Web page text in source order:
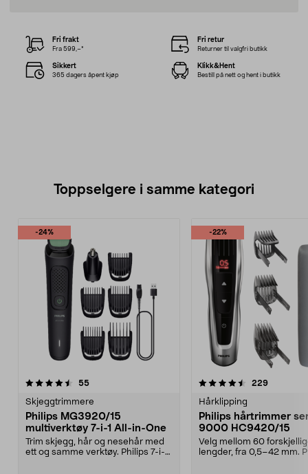
Fri frakt
Fra 599,–*
Fri retur
Returner til valgfri butikk
Sikkert
365 dagers åpent kjøp
Klikk&Hent
Bestill på nett og hent i butikk
Toppselgere i samme kategori
-24%
55anmeldelser
Skjeggtrimmere
Philips MG3920/15
multiverktøy 7-i-1 All-in-One
Trim skjegg, hår og nesehår med
ett og samme verktøy. Philips 7-i-1-
-22%
4.5 av 5 stjerner 229
Hårklipping
Philips hårtrimmer
9000 HC9420/15
Velg mellom 60
lengder, fra 0,5–42 mm.
4.0 av 5 stjerner